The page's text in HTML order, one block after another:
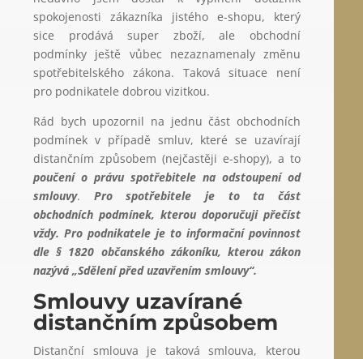
spokojenosti zákazníka jistého e-shopu, který
sice prodává super zboží, ale obchodní
podmínky ještě vůbec nezaznamenaly změnu
spotřebitelského zákona. Taková situace není
pro podnikatele dobrou vizitkou.
Rád bych upozornil na jednu část obchodních
podmínek v případě smluv, které se uzavírají
distančním způsobem (nejčastěji e-shopy), a to
poučení o právu spotřebitele na odstoupení od
smlouvy. Pro spotřebitele je to ta část
obchodních podmínek, kterou doporučuji přečíst
vždy. Pro podnikatele je to informační povinnost
dle § 1820 občanského zákoníku, kterou zákon
nazývá „Sdělení před uzavřením smlouvy“.
Smlouvy uzavírané
distančním způsobem
Distanční smlouva je taková smlouva, kterou